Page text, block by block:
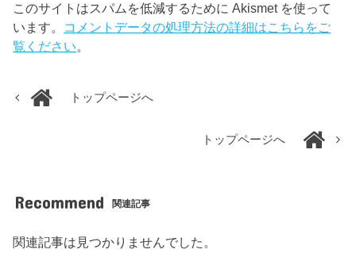
このサイトはスパムを低減するために Akismet を使って
います。 コメントデータの処理方法の詳細はこちらをご
覧ください。
トップページへ
トップページへ
Recommend 関連記事
関連記事は見つかりませんでした。